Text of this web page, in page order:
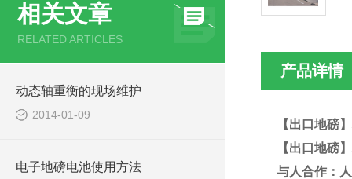
相关文章
RELATED ARTICLES
动态轴重衡的现场维护
2014-01-09
电子地磅电池使用方法
产品详情
【出口地磅
【出口地磅
与人合作：